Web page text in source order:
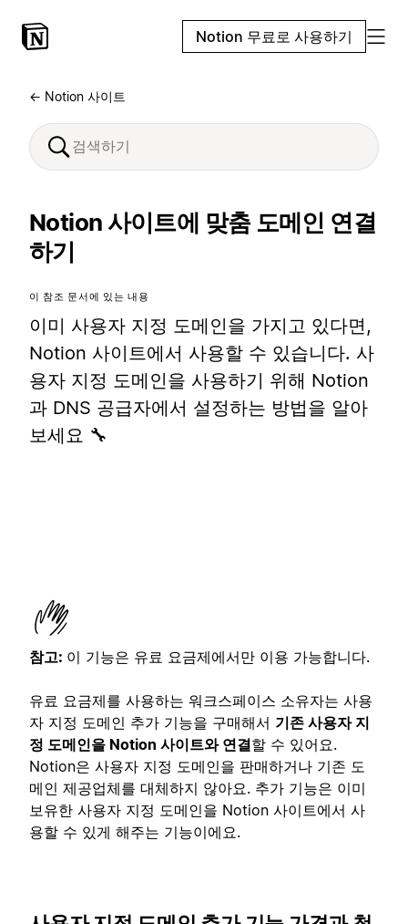
Notion 무료로 사용하기
← Notion 사이트
Notion 사이트에 맞춤 도메인 연결
하기
이 참조 문서에 있는 내용
이미 사용자 지정 도메인을 가지고 있다면,
Notion 사이트에서 사용할 수 있습니다. 사
용자 지정 도메인을 사용하기 위해 Notion
과 DNS 공급자에서 설정하는 방법을 알아
보세요 🔧
참고: 이 기능은 유료 요금제에서만 이용 가능합니다.
유료 요금제를 사용하는 워크스페이스 소유자는 사용
자 지정 도메인 추가 기능을 구매해서 기존 사용자 지
정 도메인을 Notion 사이트와 연결할 수 있어요.
Notion은 사용자 지정 도메인을 판매하거나 기존 도
메인 제공업체를 대체하지 않아요. 추가 기능은 이미
보유한 사용자 지정 도메인을 Notion 사이트에서 사
용할 수 있게 해주는 기능이에요.